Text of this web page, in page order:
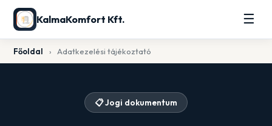
KalmaKomfort Kft. ☰
Főoldal › Adatkezelési tájékoztató
📋 Jogi dokumentum